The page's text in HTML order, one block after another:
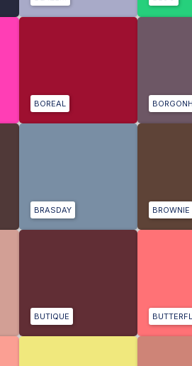
BOREAL
BRASDAY BROWNIE
BUTIQUE